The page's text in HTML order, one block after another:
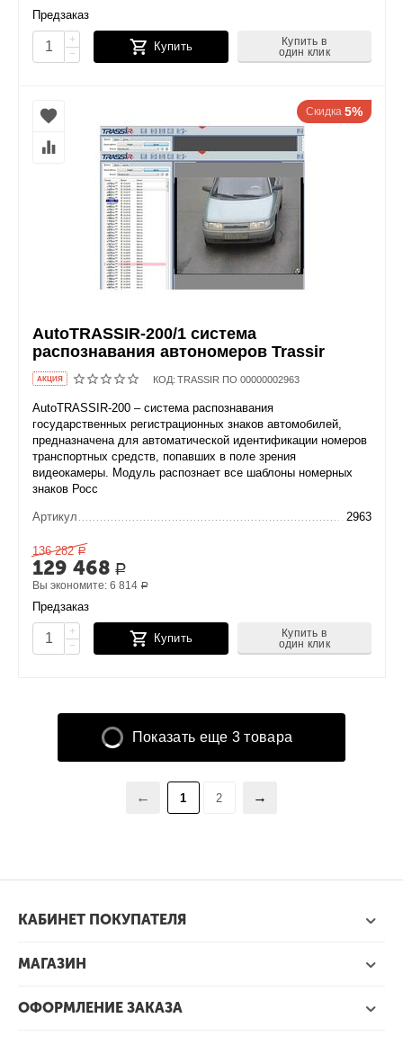
Предзаказ
+
−
Купить
Купить в
один клик
Скидка 5%
AutoTRASSIR-200/1 система
распознавания автономеров Trassir
AКЦИЯ КОД: TRASSIR ПО 00000002963
AutoTRASSIR-200 – система распознавания
государственных регистрационных знаков автомобилей,
предназначена для автоматической идентификации номеров
транспортных средств, попавших в поле зрения
видеокамеры. Модуль распознает все шаблоны номерных
знаков Росс
Артикул 2963
136 282 Р
129 468 Р
Вы экономите:6 814 Р
Предзаказ
+
−
Купить
Купить в
один клик
Показать еще 3 товара
1 2
КАБИНЕТ ПОКУПАТЕЛЯ
МАГАЗИН
ОФОРМЛЕНИЕ ЗАКАЗА